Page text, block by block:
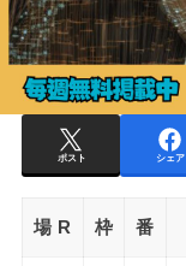
ポスト シェア
場 R 枠 番